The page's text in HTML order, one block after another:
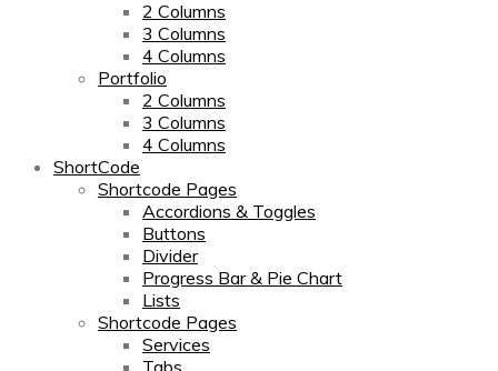
2 Columns
3 Columns
4 Columns
Portfolio
2 Columns
3 Columns
4 Columns
ShortCode
Shortcode Pages
Accordions & Toggles
Buttons
Divider
Progress Bar & Pie Chart
Lists
Shortcode Pages
Services
Tabs